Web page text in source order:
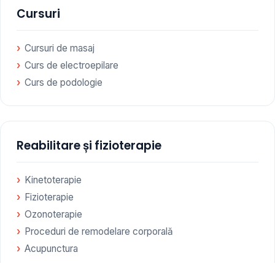
Cursuri
Cursuri de masaj
Curs de electroepilare
Curs de podologie
Reabilitare și fizioterapie
Kinetoterapie
Fizioterapie
Ozonoterapie
Proceduri de remodelare corporală
Acupunctura